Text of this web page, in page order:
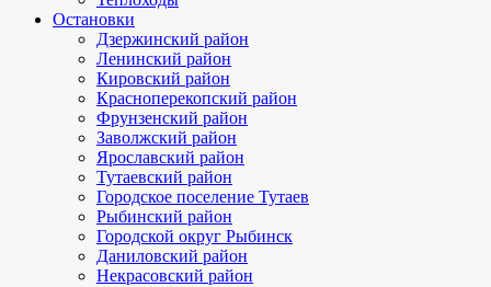
Остановки
Дзержинский район
Ленинский район
Кировский район
Красноперекопский район
Фрунзенский район
Заволжский район
Ярославский район
Тутаевский район
Городское поселение Тутаев
Рыбинский район
Городской округ Рыбинск
Даниловский район
Некрасовский район